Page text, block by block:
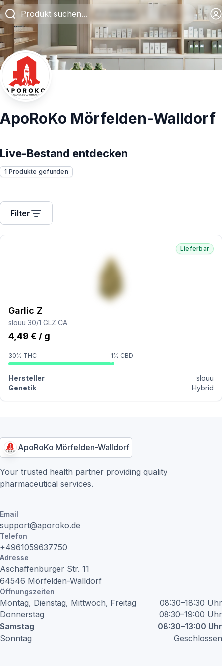
ApoRoKo Mörfelden-Walldorf
Live-Bestand entdecken
1 Produkte gefunden
Filter
Lieferbar
Garlic Z
slouu 30/1 GLZ CA
4,49 € / g
30% THC 1% CBD
Hersteller
slouu
Genetik
Hybrid
ApoRoKo Mörfelden-Walldorf
Your trusted health partner providing quality
pharmaceutical services.
Email
support@aporoko.de
Telefon
+4961059637750
Adresse
Aschaffenburger Str. 11
64546 Mörfelden-Walldorf
Öffnungszeiten
Montag, Dienstag, Mittwoch, Freitag
08:30–18:30 Uhr
Donnerstag
08:30–19:00 Uhr
Samstag
08:30–13:00 Uhr
Sonntag
Geschlossen